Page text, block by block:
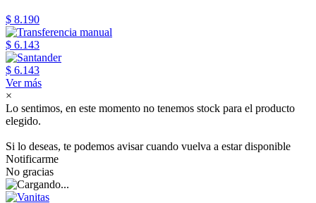
$ 8.190
$ 6.143
$ 6.143
Ver más
×
Lo sentimos, en este momento no tenemos stock para el producto
elegido.
Si lo deseas, te podemos avisar cuando vuelva a estar disponible
Notificarme
No gracias